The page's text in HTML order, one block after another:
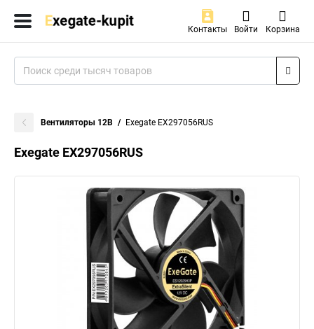
Контакты Войти Корзина
Вентиляторы 12В Exegate EX297056RUS
Exegate EX297056RUS